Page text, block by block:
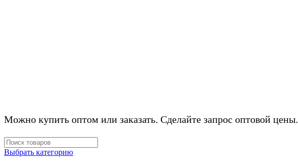
Можно купить оптом или заказать. Сделайте запрос оптовой цены.
Выбрать категорию